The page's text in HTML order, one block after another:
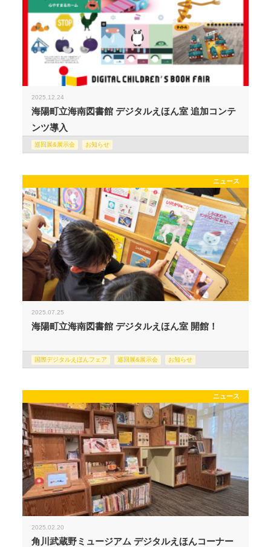
2025.12.24
海陽町立海南図書館 デジタルえほん室 追加コンテ
ンツ導入
巡回展&展示会 お知らせ
ニュース
2025.07.25
海陽町立海南図書館 デジタルえほん室 開館！
国際デジタルえほんフェア 巡回展&展示会 お知らせ
ニュース
2025.02.20
角川武蔵野ミュージアム デジタルえほんコーナー